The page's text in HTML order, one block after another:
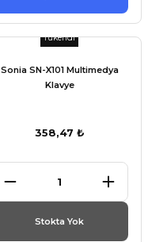
Tükendi
Sonia SN-X101 Multimedya
Klavye
358,47 ₺
Stokta Yok